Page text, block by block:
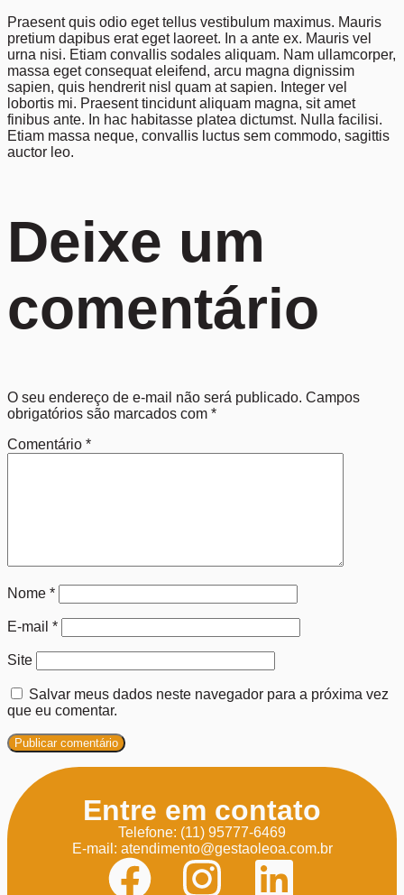
Praesent quis odio eget tellus vestibulum maximus. Mauris
pretium dapibus erat eget laoreet. In a ante ex. Mauris vel
urna nisi. Etiam convallis sodales aliquam. Nam ullamcorper,
massa eget consequat eleifend, arcu magna dignissim
sapien, quis hendrerit nisl quam at sapien. Integer vel
lobortis mi. Praesent tincidunt aliquam magna, sit amet
finibus ante. In hac habitasse platea dictumst. Nulla facilisi.
Etiam massa neque, convallis luctus sem commodo, sagittis
auctor leo.
Deixe um
comentário
O seu endereço de e-mail não será publicado. Campos
obrigatórios são marcados com *
Comentário *
Nome *
E-mail *
Site
Salvar meus dados neste navegador para a próxima vez
que eu comentar.
Entre em contato
Telefone: (11) 95777-6469
E-mail: atendimento@gestaoleoa.com.br